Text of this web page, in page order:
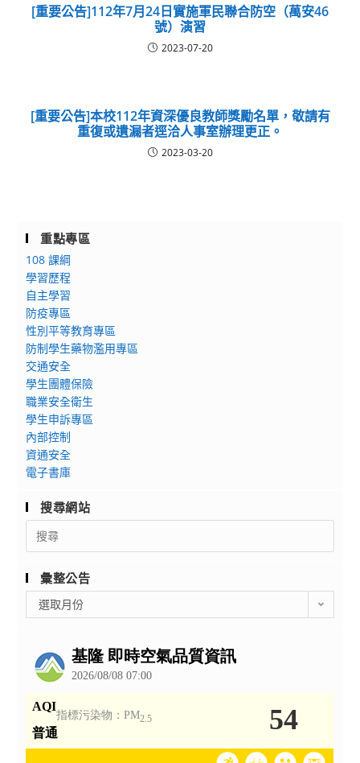
[重要公告]112年7月24日實施軍民聯合防空（萬安46
號）演習
2023-07-20
[重要公告]本校112年資深優良教師獎勵名單，敬請有
重復或遺漏者逕洽人事室辦理更正。
2023-03-20
重點專區
108 課綱
學習歷程
自主學習
防疫專區
性別平等教育專區
防制學生藥物濫用專區
交通安全
學生團體保險
職業安全衛生
學生申訴專區
內部控制
資通安全
電子書庫
搜尋網站
Search
for:
彙整公告
整
選取月份